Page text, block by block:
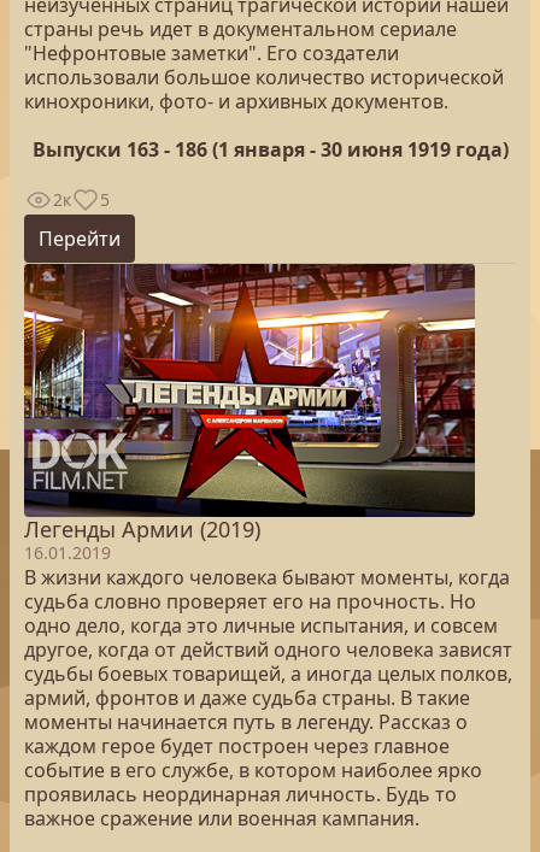
страны речь идет в документальном сериале
"Нефронтовые заметки". Его создатели
использовали большое количество исторической
кинохроники, фото- и архивных документов.
Выпуски 163 - 186 (1 января - 30 июня 1919 года)
2к 5
Перейти
Легенды Армии (2019)
16.01.2019
В жизни каждого человека бывают моменты, когда
судьба словно проверяет его на прочность. Но
одно дело, когда это личные испытания, и совсем
другое, когда от действий одного человека зависят
судьбы боевых товарищей, а иногда целых полков,
армий, фронтов и даже судьба страны. В такие
моменты начинается путь в легенду. Рассказ о
каждом герое будет построен через главное
событие в его службе, в котором наиболее ярко
проявилась неординарная личность. Будь то
важное сражение или военная кампания.